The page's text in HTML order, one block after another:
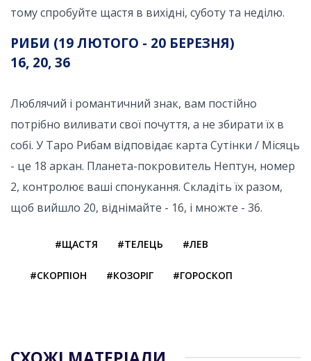
тому спробуйте щастя в вихідні, суботу та неділю.
РИБИ (19 ЛЮТОГО - 20 БЕРЕЗНЯ)
16, 20, 36
Люблячий і романтичний знак, вам постійно
потрібно виливати свої почуття, а не збирати їх в
собі. У Таро Рибам відповідає карта Сутінки / Місяць
- це 18 аркан. Планета-покровитель Нептун, номер
2, контролює ваші спонукання. Складіть їх разом,
щоб вийшло 20, віднімайте - 16, і множте - 36.
#ЩАСТЯ #ТЕЛЕЦЬ #ЛЕВ
#СКОРПІОН #КОЗОРІГ #ГОРОСКОП